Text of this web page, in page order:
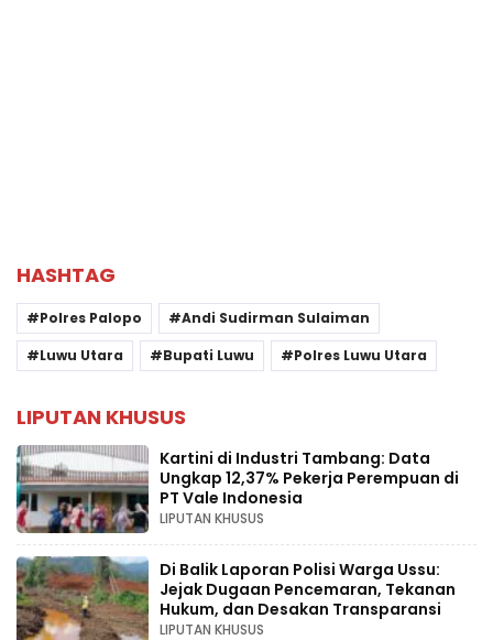
HASHTAG
Polres Palopo
Andi Sudirman Sulaiman
Luwu Utara
Bupati Luwu Polres Luwu Utara
LIPUTAN KHUSUS
Kartini di Industri Tambang: Data
Ungkap 12,37% Pekerja Perempuan di
PT Vale Indonesia
LIPUTAN KHUSUS
Di Balik Laporan Polisi Warga Ussu:
Jejak Dugaan Pencemaran, Tekanan
Hukum, dan Desakan Transparansi
LIPUTAN KHUSUS